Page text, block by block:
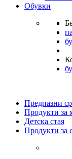
Обувки
Предпазни
Продукти за
Детска стая
Продукти за